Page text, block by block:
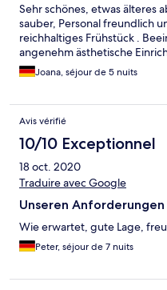
Sehr schönes, etwas älteres
sauber, Personal freundlich
reichhaltiges Frühstück .
angenehm ästhetische
Joana, séjour de 5 nuits
Avis vérifié
10/10 Exceptionnel
18 oct. 2020
Traduire avec Google
Unseren
Wie erwartet, gute Lage,
Peter, séjour de 7 nuits